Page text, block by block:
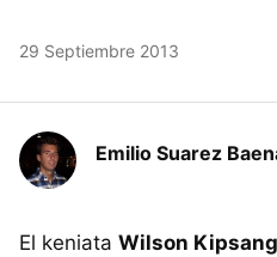
29 Septiembre 2013
Emilio Suarez
El keniata Wilson Kipsang